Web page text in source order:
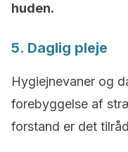
huden.
5. Daglig pleje
Hygiejnevaner og
forebyggelse af
forstand er det